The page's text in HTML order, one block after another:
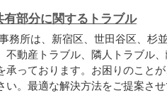
有部分に関するトラブル
務所は、新宿区、世田谷区、杉並
不動産トラブル、隣人トラブル
承っております。お困りのこと
い。最適な解決方法をご提案させ